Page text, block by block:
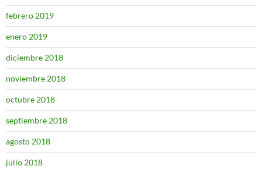
febrero 2019
enero 2019
diciembre 2018
noviembre 2018
octubre 2018
septiembre 2018
agosto 2018
julio 2018